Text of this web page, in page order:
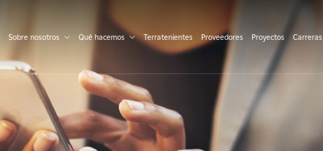
Sobre nosotros Qué hacemos Terratenientes Proveedores Proyectos Carreras